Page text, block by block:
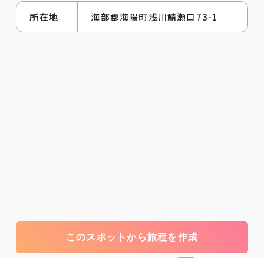
所在地 海部郡海陽町浅川鯖瀬口73-1
このスポットから旅程を作成